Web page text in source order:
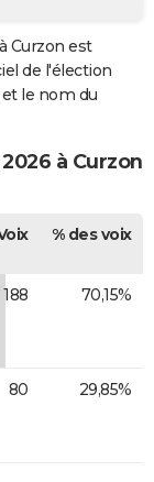
Curzon est
de l'élection
le nom du
à Curzon
% des voix
188 70,15%
80 29,85%